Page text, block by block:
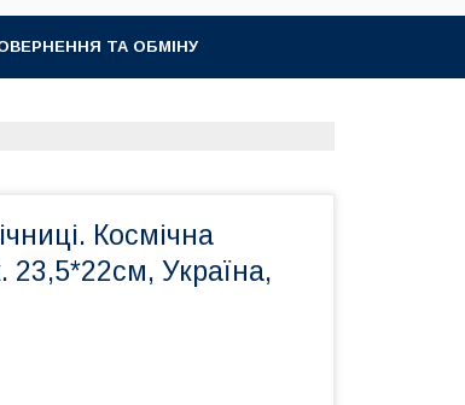
ТА ОБМІНУ
Космічна
23,5*22см, Україна,